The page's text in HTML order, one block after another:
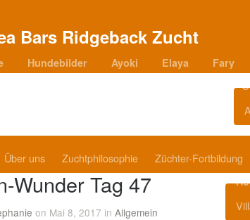
Hundebilder Ayoki Elaya Fary
Über uns Zuchtphilosophie Züchter-Fortbildung
Wunder Tag 47
on Mai 8, 2017 in Allgemein